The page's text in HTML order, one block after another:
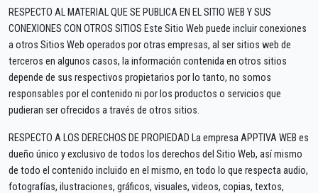
RESPECTO AL MATERIAL QUE SE PUBLICA EN EL SITIO WEB Y SUS
CONEXIONES CON OTROS SITIOS Este Sitio Web puede incluir conexiones
a otros Sitios Web operados por otras empresas, al ser sitios web de
terceros en algunos casos, la información contenida en otros sitios
depende de sus respectivos propietarios por lo tanto, no somos
responsables por el contenido ni por los productos o servicios que
pudieran ser ofrecidos a través de otros sitios.
RESPECTO A LOS DERECHOS DE PROPIEDAD La empresa APPTIVA WEB es
dueño único y exclusivo de todos los derechos del Sitio Web, así mismo
de todo el contenido incluido en el mismo, en todo lo que respecta audio,
fotografías, ilustraciones, gráficos, visuales, videos, copias, textos,